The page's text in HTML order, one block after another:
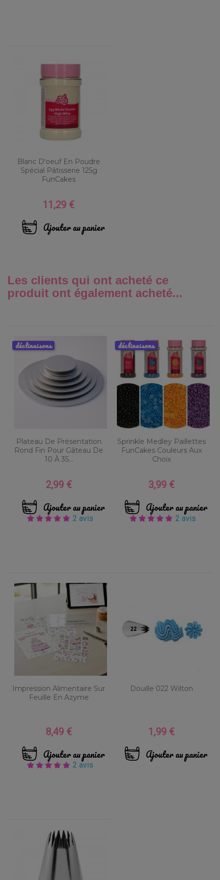
Blanc D'oeuf En Poudre
Spécial Pâtisserie 125g
FunCakes
Prix
11,29 €
Ajouter au panier
Les clients qui ont acheté ce
produit ont également acheté...
Plateau De Présentation
Rond Fin Pour Gâteau De
10 À 35...
Prix
2,99 €
Ajouter au panier
2 avis
déclinaisons
Sprinkle Medley Paillettes
FunCakes Couleurs Aux
Choix
Prix
3,99 €
Ajouter au panier
2 avis
déclinaisons
Impression Alimentaire Sur
Feuille En Azyme
Prix
8,49 €
Ajouter au panier
2 avis
Douille 022 Wilton
Prix
1,99 €
Ajouter au panier